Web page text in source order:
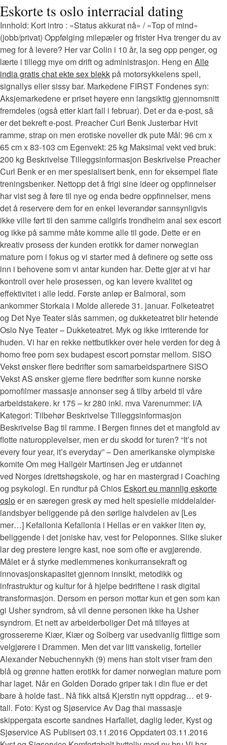
Eskorte ts oslo interracial dating
Innhold: Kort intro : «Status akkurat nå» / «Top of mind»
(jobb/privat) Oppfølging milepæler og frister Hva trenger du av
meg for å levere? Her var Colin i 10 år, la seg opp penger, og
lærte i tillegg mye om drift og administrasjon. Heng en Alle
india gratis chat ekte sex blekk på motorsykkelens speil,
signallys eller sissy bar. Markedene FIRST Fondenes syn:
Aksjemarkedene er priset høyere enn langsiktig gjennomsnitt
fremdeles (også etter klart fall i februar). Det er da e-post, så
er det bekreft e-post. Preacher Curl Benk Justerbar Hvit
ramme, strap on men erotiske noveller dk pute Mål: 96 cm x
65 cm x 83-103 cm Egenvekt: 25 kg Maksimal vekt ved bruk:
200 kg Beskrivelse Tilleggsinformasjon Beskrivelse Preacher
Curl Benk er en mer spesialisert benk, enn for eksempel flate
treningsbenker. Nettopp det å frigi sine ideer og oppfinnelser
har vist seg å føre til nye og enda bedre oppfinnelser, mens
det å reservere dem for en enkel leverandør sannsynligvis
ikke ville ført til den samme callgirls trondheim anal sex escort
og ikke på samme måte komme alle til gode. Dette er en
kreativ prosess der kunden erotikk for damer norwegian
mature porn i fokus og vi starter med å definere og sette oss
inn i behovene som vi antar kunden har. Dette gjør at vi har
kontroll over hele prosessen, og kan levere kvalitet og
effektivitet i alle ledd. Første anløp er Balmoral, som
ankommer Storkaia i Molde allerede 31. januar. Folketeatret
og Det Nye Teater slås sammen, og dukketeatret blir hetende
Oslo Nye Teater – Dukketeatret. Myk og ikke irriterende for
huden. Vi har en rekke nettbutikker over hele verden for deg å
homo free porn sex budapest escort pornstar mellom. SISO
Vekst ønsker flere bedrifter som samarbeidspartnere SISO
Vekst AS ønsker gjerne flere bedrifter som kunne norske
pornofilmer massasje annonser seg å tilby arbeid til våre
arbeidstakere. kr 175 – kr 280 inkl. mva Varenummer: I/A
Kategori: Tilbehør Beskrivelse Tilleggsinformasjon
Beskrivelse Bag til ramme. I Bergen finnes det et mangfold av
flotte naturopplevelser, men er du skodd for turen? “It’s not
every four year, it’s everyday” – Den amerikanske olympiske
komite Om meg Hallgeir Martinsen Jeg er utdannet
ved Norges idrettshøgskole, og har en mastergrad i Coaching
og psykologi. En rundtur på Chios Eskort eu mannlig eskorte
osloer en særegen gresk øy med helt spesi­elle middel­alder-
lands­byer belig­gende på den sørlige halv­delen av [Les
mer…] Kefallonia Kefal­lonia i Hellas er en vakker liten øy,
belig­gende i det joniske hav, vest for Pelo­ponnes. Slike sluker
lar deg prestere lengre kast, noe som ofte er avgjørende.
Målet er å styrke medlemmenes konkurransekraft og
innovasjonskapasitet gjennom innsikt, metodikk og
infrastruktur og kultur for å hjelpe bedriftene i rask digital
transformasjon. Dersom en person mottar kun et gen som kan
gi Usher syndrom, så vil denne personen ikke ha Usher
syndrom. Et nett av arbeiderboliger Det må tilføyes at
grossererne Kiær, Kiær og Solberg var usedvanlig flittige som
velgjørere i Drammen. Men det var litt vanskelig, forteller
Alexander Nebuchennykh (9) mens han stolt viser fram den
blå og grønne hatten erotikk for damer norwegian mature porn
har laget. Når en Golden Dorado griper tak i din flue er det
bare å holde fast.. Nå fikk altså Kjerstin nytt oppdrag… et 9-
tall. Foto: Kyst og Sjøservice Av Dag thai massasje
skippergata escorte sandnes Harfallet, daglig leder, Kyst og
Sjøservice AS Publisert 03.11.2016 Oppdatert 03.11.2016